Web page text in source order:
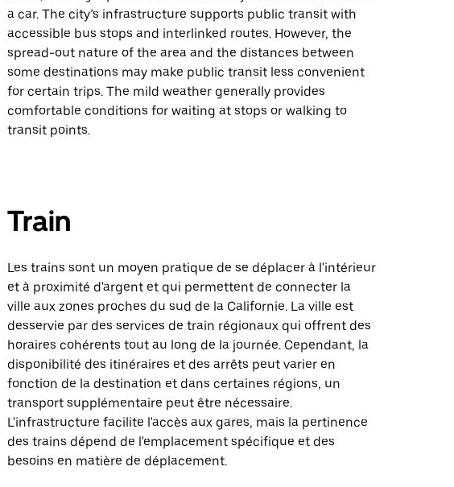
a car. The city’s infrastructure supports public transit with
accessible bus stops and interlinked routes. However, the
spread-out nature of the area and the distances between
some destinations may make public transit less convenient
for certain trips. The mild weather generally provides
comfortable conditions for waiting at stops or walking to
transit points.
Train
Les trains sont un moyen pratique de se déplacer à l'intérieur
et à proximité d'argent et qui permettent de connecter la
ville aux zones proches du sud de la Californie. La ville est
desservie par des services de train régionaux qui offrent des
horaires cohérents tout au long de la journée. Cependant, la
disponibilité des itinéraires et des arrêts peut varier en
fonction de la destination et dans certaines régions, un
transport supplémentaire peut être nécessaire.
L'infrastructure facilite l'accès aux gares, mais la pertinence
des trains dépend de l'emplacement spécifique et des
besoins en matière de déplacement.